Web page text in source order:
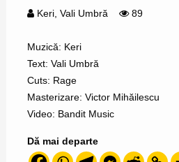
Keri, Vali Umbră 89
Muzică: Keri
Text: Vali Umbră
Cuts: Rage
Masterizare: Victor Mihăilescu
Video: Bandit Music
Dă mai departe